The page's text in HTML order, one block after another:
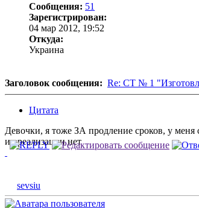
Сообщения: 51
Зарегистрирован:
04 мар 2012, 19:52
Откуда:
Украина
Заголовок сообщения: Re: СТ № 1
Цитата
Девочки, я тоже ЗА продление сроков, у меня
их реализации нет
sevsiu